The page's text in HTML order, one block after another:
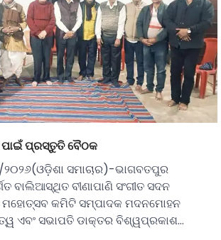
ପ୍ରସ୍ତୁତି ବୈଠକ
୨୦୨୬(ଓଡ଼ିଶା ସମାଚାର)-ଭାଗବତପୁର
ବାଲିଆସ୍ଥିତ ବୀଣାପାଣି ସଂଗୀତ ସଦନ
କମିଟି ସମ୍ପାଦକ ମଦନମୋହନ
ଏବଂ ସଭାପତି ଡାକ୍ତର ବିଶ୍ୱପ୍ରକାଶ…